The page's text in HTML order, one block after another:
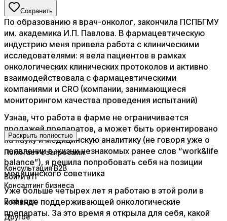
Сохранить
По образованию я врач-онколог, закончила ПСПБГМУ
им. академика И.П. Павлова. В фармацевтическую
индустрию меня привела работа с клиническими
исследователями: я вела пациентов в рамках
онкологических клинических протоколов и активно
взаимодействовала с фармацевтическими
компаниями и CRO (компании, занимающиеся
мониторингом качества проведения испытаний)​
​Узнав, что работа в фарме не ограничивается
продажей препаратов, а может быть ориентировано
на науку и медицинскую аналитику (не говоря уже о
появлении в жизни незнакомых ранее слов “work&life
balance”), я решила попробовать себя на позиции
медицинского советника​
​Уже больше четырех лет я работаю в этой роли в
команде поддерживающей онкологические
препараты. За это время я открыла для себя, какой
Раскрыть полностью
Помогает с запросами:
Консультация B2B
Войти в IT
Консалтинг бизнеса
В сферах:
Другое